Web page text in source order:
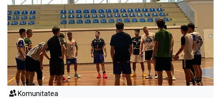
Komunitatea